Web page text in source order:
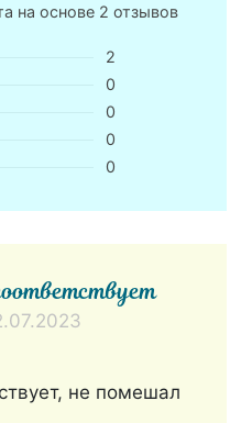
на основе 2 отзывов
2
0
0
0
0
не помешал